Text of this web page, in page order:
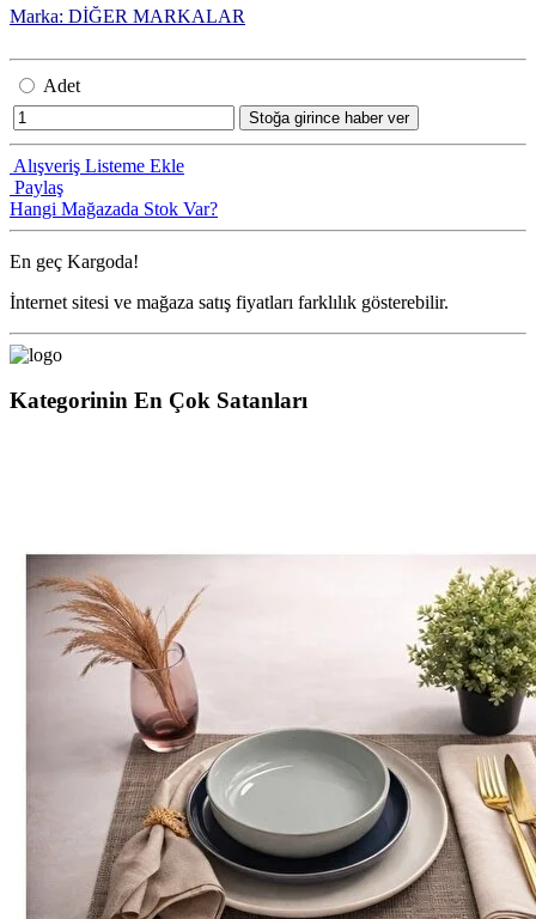
Marka: DİĞER MARKALAR
Adet
Stoğa girince haber ver
Alışveriş Listeme Ekle
Paylaş
Hangi Mağazada Stok Var?
En geç Kargoda!
İnternet sitesi ve mağaza satış fiyatları farklılık gösterebilir.
Kategorinin En Çok Satanları